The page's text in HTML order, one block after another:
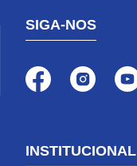
SIGA-NOS
INSTITUCIONAL